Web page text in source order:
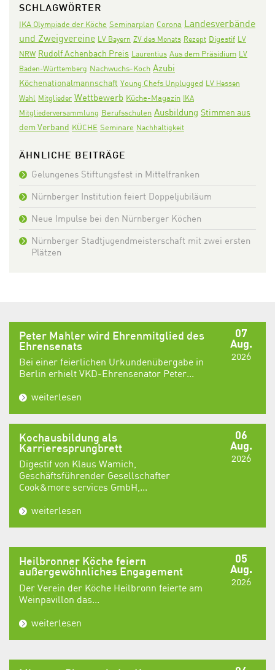
SCHLAGWÖRTER
IKA Olympiade der Köche Seminarplan Corona Landesverbände
und Zweigvereine LV Bayern ZV des Monats Rezept Digestif LV
NRW Rudolf Achenbach Preis Laurentius Aus dem Präsidium LV
Baden-Württemberg Nachwuchs-Koch Azubi
Köchenationalmannschaft Young Chefs Unplugged LV Hessen
Wahl Mitglieder Wettbewerb Küche-Magazin IKA
Mitgliederversammlung Berufsschulen Ausbildung Stimmen aus
dem Verband KÜCHE Seminare Nachhaltigkeit
ÄHNLICHE BEITRÄGE
Gelungenes Stiftungsfest in Mittelfranken
Nürnberger Institution feiert Doppeljubiläum
Neue Impulse bei den Nürnberger Köchen
Nürnberger Stadtjugendmeisterschaft mit zwei ersten
Plätzen
07
Aug.
2026
Peter Mahler wird Ehrenmitglied des
Ehrensenats
Bei einer feierlichen Urkundenübergabe in
Berlin erhielt VKD-Ehrensenator Peter...
weiterlesen
06
Aug.
2026
Kochausbildung als
Karrieresprungbrett
Digestif von Klaus Wamich,
Geschäftsführender Gesellschafter
Cook&more services GmbH,...
weiterlesen
05
Aug.
2026
Heilbronner Köche feiern
außergewöhnliches Engagement
Der Verein der Köche Heilbronn feierte am
Weinpavillon das...
weiterlesen